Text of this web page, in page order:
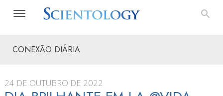
CONEXÃO DIÁRIA
24 DE OUTUBRO DE 2022